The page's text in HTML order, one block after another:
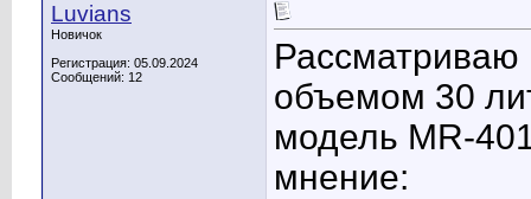
Luvians
Новичок
Регистрация: 05.09.2024
Сообщений: 12
Рассматриваю
объемом 30
модель MR-
мнение: